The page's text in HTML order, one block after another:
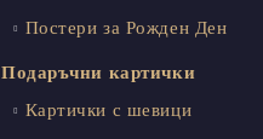
Постери за Рожден Ден
Подаръчни картички
Картички с шевици